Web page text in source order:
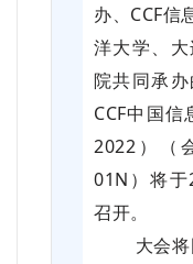
办、CCF信
洋大学、
院共同承
CCF中国
2022）（
01N）将
召开。
大会将围